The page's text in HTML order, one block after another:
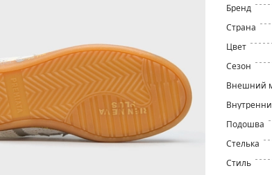
Бренд
Страна
Цвет
Сезон
Внешний
Подошва
Стелька
Стиль